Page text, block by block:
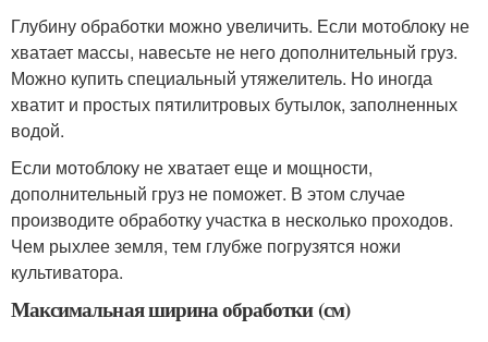
Глубину обработки можно увеличить. Если мотоблоку не
хватает массы, навесьте не него дополнительный груз.
Можно купить специальный утяжелитель. Но иногда
хватит и простых пятилитровых бутылок, заполненных
водой.
Если мотоблоку не хватает еще и мощности,
дополнительный груз не поможет. В этом случае
производите обработку участка в несколько проходов.
Чем рыхлее земля, тем глубже погрузятся ножи
культиватора.
Максимальная ширина обработки (см)